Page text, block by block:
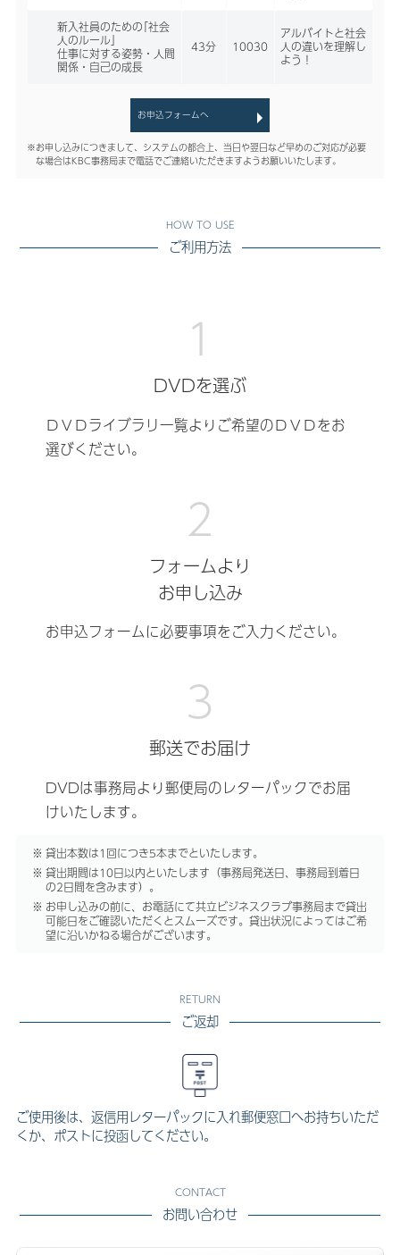
新入社員のための｢社会
人のルール｣
仕事に対する姿勢・人間
関係・自己の成長
43分 10030
アルバイトと社会
人の違いを理解し
よう！
お申込フォームへ
※お申し込みにつきまして、システムの都合上、当日や翌日など早めのご対応が必要
な場合はKBC事務局まで電話でご連絡いただきますようお願いいたします。
ご利用方法
DVDを選ぶ
ＤＶＤライブラリ一覧よりご希望のＤＶＤをお
選びください。
フォームより
お申し込み
お申込フォームに必要事項をご入力ください。
郵送でお届け
DVDは事務局より郵便局のレターパックでお届
けいたします。
貸出本数は1回につき5本までといたします。
貸出期間は10日以内といたします（事務局発送日、事務局到着日
の2日間を含みます）。
お申し込みの前に、お電話にて共立ビジネスクラブ事務局まで貸出
可能日をご確認いただくとスムーズです。貸出状況によってはご希
望に沿いかねる場合がございます。
ご返却
ご使用後は、返信用レターパックに入れ郵便窓口へお持ちいただ
くか、ポストに投函してください。
お問い合わせ